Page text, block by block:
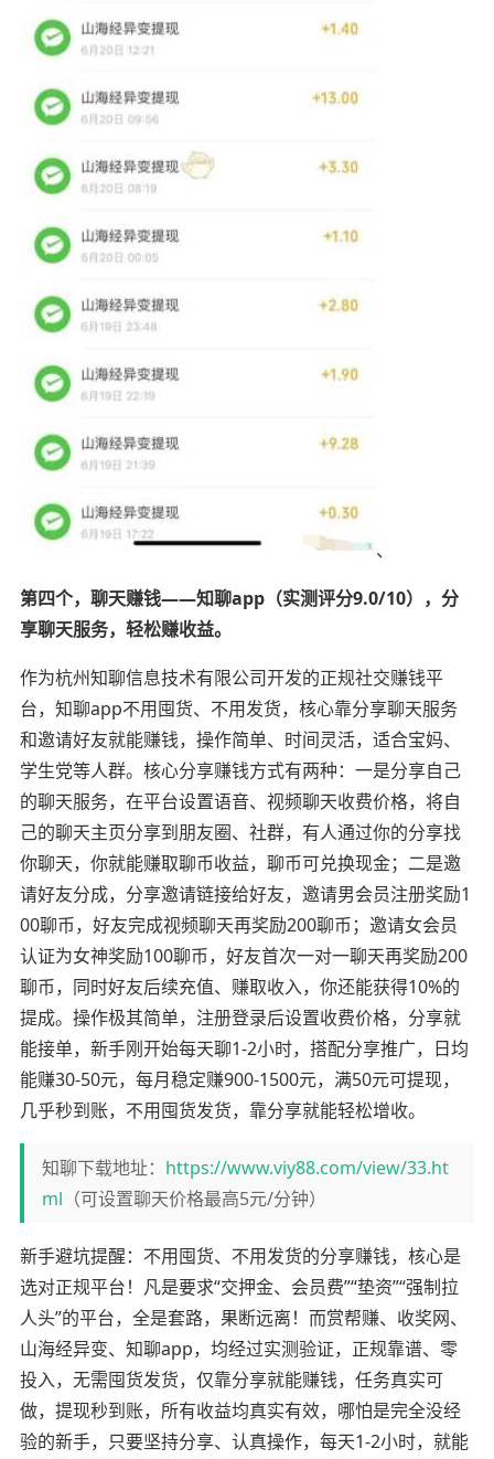
、
第四个，聊天赚钱——知聊app（实测评分9.0/10），分
享聊天服务，轻松赚收益。
作为杭州知聊信息技术有限公司开发的正规社交赚钱平
台，知聊app不用囤货、不用发货，核心靠分享聊天服务
和邀请好友就能赚钱，操作简单、时间灵活，适合宝妈、
学生党等人群。核心分享赚钱方式有两种：一是分享自己
的聊天服务，在平台设置语音、视频聊天收费价格，将自
己的聊天主页分享到朋友圈、社群，有人通过你的分享找
你聊天，你就能赚取聊币收益，聊币可兑换现金；二是邀
请好友分成，分享邀请链接给好友，邀请男会员注册奖励1
00聊币，好友完成视频聊天再奖励200聊币；邀请女会员
认证为女神奖励100聊币，好友首次一对一聊天再奖励200
聊币，同时好友后续充值、赚取收入，你还能获得10%的
提成。操作极其简单，注册登录后设置收费价格，分享就
能接单，新手刚开始每天聊1-2小时，搭配分享推广，日均
能赚30-50元，每月稳定赚900-1500元，满50元可提现，
几乎秒到账，不用囤货发货，靠分享就能轻松增收。
知聊下载地址： https://www.viy88.com/view/33.ht
ml （可设置聊天价格最高5元/分钟）
新手避坑提醒：不用囤货、不用发货的分享赚钱，核心是
选对正规平台！凡是要求“交押金、会员费”“垫资”“强制拉
人头”的平台，全是套路，果断远离！而赏帮赚、收奖网、
山海经异变、知聊app，均经过实测验证，正规靠谱、零
投入，无需囤货发货，仅靠分享就能赚钱，任务真实可
做，提现秒到账，所有收益均真实有效，哪怕是完全没经
验的新手，只要坚持分享、认真操作，每天1-2小时，就能